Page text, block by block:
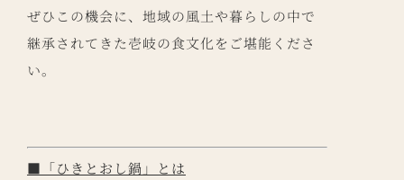
ぜひこの機会に、地域の風土や暮らしの中で
継承されてきた壱岐の食文化をご堪能くださ
い。
■「ひきとおし鍋」とは